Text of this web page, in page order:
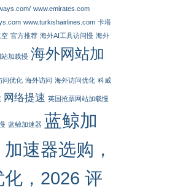
www.emirates.com
www.turkishairlines.com 卡塔
空 官方推荐 海外AI工具访问慢 海外
加载慢 海外网站加
问优化 海外访问 海外访问优化 科威
网络提速 英国抢票网站加载慢
蓝鲸加速器 蓝鲸加
速器选购，
化，2026 评